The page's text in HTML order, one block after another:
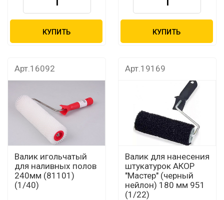
КУПИТЬ КУПИТЬ
Арт.16092
Валик игольчатый
для наливных полов
240мм (81101)
(1/40)
Арт.19169
Валик для нанесения
штукатурок АКОР
"Мастер" (черный
нейлон) 180 мм 951
(1/22)